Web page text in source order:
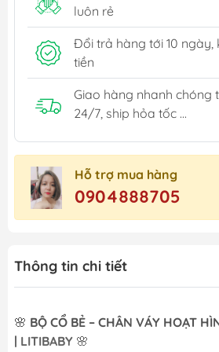
luôn rẻ
Đổi trả hàng tới 10 ngày,
tiền
Giao hàng nhanh chóng
24/7, ship hỏa tốc ...
Hỗ trợ mua hàng
0904888705
Thông tin chi tiết
🌸 BỘ CỔ BẺ – CHÂN VÁY HOẠT
| LITIBABY 🌸